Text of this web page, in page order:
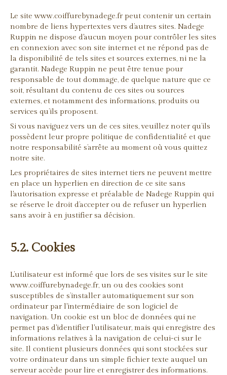
Le site www.coiffurebynadege.fr peut contenir un certain
nombre de liens hypertextes vers d’autres sites. Nadege
Ruppin ne dispose d'aucun moyen pour contrôler les sites
en connexion avec son site internet et ne répond pas de
la disponibilité de tels sites et sources externes, ni ne la
garantit. Nadege Ruppin ne peut être tenue pour
responsable de tout dommage, de quelque nature que ce
soit, résultant du contenu de ces sites ou sources
externes, et notamment des informations, produits ou
services qu’ils proposent.
Si vous naviguez vers un de ces sites, veuillez noter qu’ils
possèdent leur propre politique de confidentialité et que
notre responsabilité s’arrête au moment où vous quittez
notre site.
Les propriétaires de sites internet tiers ne peuvent mettre
en place un hyperlien en direction de ce site sans
l'autorisation expresse et préalable de Nadege Ruppin qui
se réserve le droit d’accepter ou de refuser un hyperlien
sans avoir à en justifier sa décision.
5.2. Cookies
L’utilisateur est informé que lors de ses visites sur le site
www.coiffurebynadege.fr, un ou des cookies sont
susceptibles de s’installer automatiquement sur son
ordinateur par l'intermédiaire de son logiciel de
navigation. Un cookie est un bloc de données qui ne
permet pas d'identifier l'utilisateur, mais qui enregistre des
informations relatives à la navigation de celui-ci sur le
site. Il contient plusieurs données qui sont stockées sur
votre ordinateur dans un simple fichier texte auquel un
serveur accède pour lire et enregistrer des informations.